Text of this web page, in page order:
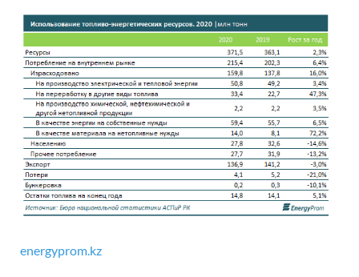
energyprom.kz